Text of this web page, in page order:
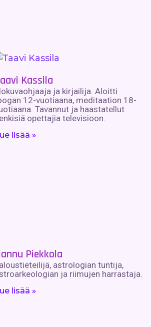
Kassila
ja kirjailija. Aloitti
12-vuotiaana, meditaation 18-
Tavannut ja haastatellut
opettajia televisioon.
lisää »
Piekkola
astrologian tuntija,
ja riimujen harrastaja.
lisää »